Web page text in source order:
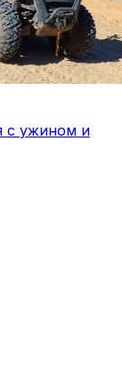
с ужином и